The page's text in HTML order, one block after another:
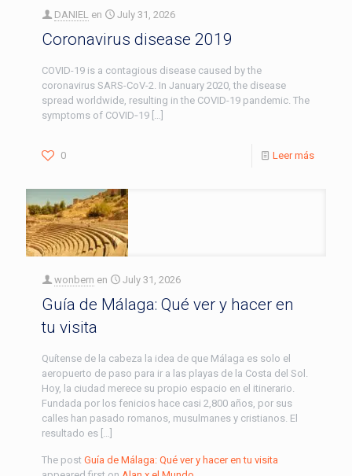
DANIEL en July 31, 2026
Coronavirus disease 2019
COVID-19 is a contagious disease caused by the
coronavirus SARS-CoV-2. In January 2020, the disease
spread worldwide, resulting in the COVID-19 pandemic. The
symptoms of COVID‑19 […]
0 Leer más
wonbern en July 31, 2026
Guía de Málaga: Qué ver y hacer en
tu visita
Quítense de la cabeza la idea de que Málaga es solo el
aeropuerto de paso para ir a las playas de la Costa del Sol.
Hoy, la ciudad merece su propio espacio en el itinerario.
Fundada por los fenicios hace casi 2,800 años, por sus
calles han pasado romanos, musulmanes y cristianos. El
resultado es […]
The post Guía de Málaga: Qué ver y hacer en tu visita